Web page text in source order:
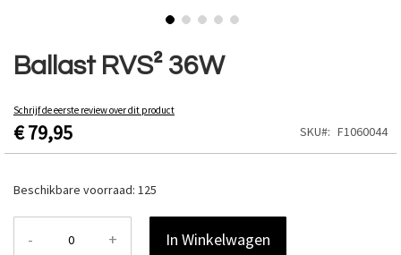
Ballast RVS² 36W
Schrijf de eerste review over dit product
€ 79,95 SKU F1060044
Beschikbare voorraad: 125
- + In Winkelwagen
naar
het
van
de
afbeeldingen-